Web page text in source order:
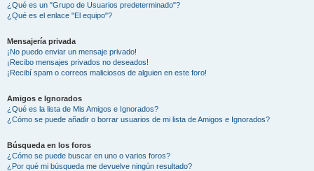
¿Qué es un "Grupo de Usuarios predeterminado"?
¿Qué es el enlace "El equipo"?
Mensajería privada
¡No puedo enviar un mensaje privado!
¡Recibo mensajes privados no deseados!
¡Recibí spam o correos maliciosos de alguien en este foro!
Amigos e Ignorados
¿Qué es la lista de Mis Amigos e Ignorados?
¿Cómo se puede añadir o borrar usuarios de mi lista de Amigos e Ignorados?
Búsqueda en los foros
¿Cómo se puede buscar en uno o varios foros?
¿Por qué mi búsqueda me devuelve ningún resultado?